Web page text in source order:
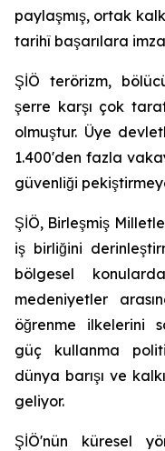
paylaşmış, ortak
tarihî başarılara imza
ŞİÖ terörizm,
şerre karşı çok
olmuştur. Üye
1.400'den fazla
güvenliği
ŞİÖ, Birleşmiş
iş birliğini
bölgesel
medeniyetler
öğrenme ilkelerini
güç kullanma
dünya barışı ve
geliyor.
ŞİÖ'nün küresel